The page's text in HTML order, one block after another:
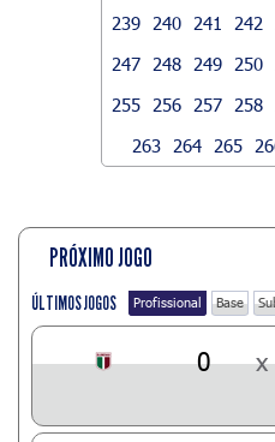
239
240 241 242
247
248 249 250
255
256 257 258
263
264 265
PRÓXIMO JOGO
ÚLTIMOS JOGOS Profissional Base
0 x